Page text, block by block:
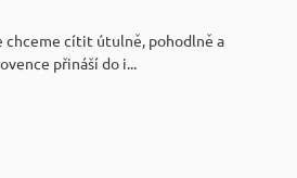
chceme cítit útulně, pohodlně a
přináší do i...